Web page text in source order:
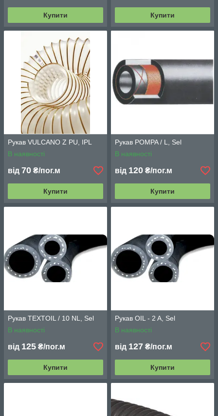
Купити Купити
Рукав VULCANO Z PU, IPL
В наявності
від 70 ₴/пог.м
Купити
Рукав POMPA / L, Sel
В наявності
від 120 ₴/пог.м
Купити
Рукав TEXTOIL / 10 NL, Sel
В наявності
від 125 ₴/пог.м
Купити
Рукав OIL - 2 A, Sel
В наявності
від 127 ₴/пог.м
Купити